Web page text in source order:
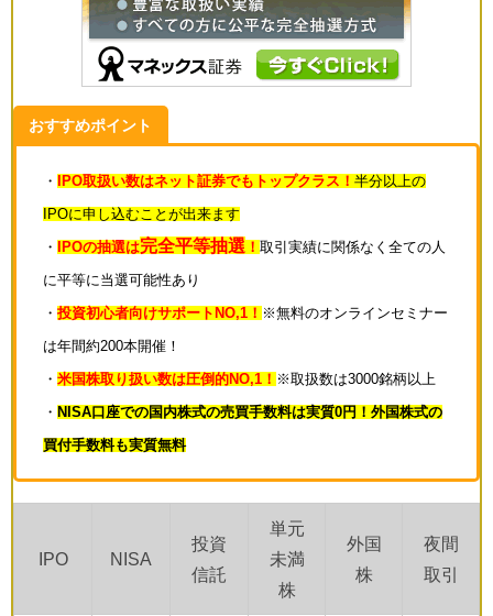
おすすめポイント
・ IPO取扱い数はネット証券でもトップクラス！ 半分以上の
IPOに申し込むことが出来ます
・ IPOの抽選は完全平等抽選 ！ 取引実績に関係なく全ての人
に平等に当選可能性あり
・ 投資初心者向けサポートNO,1！ ※無料のオンラインセミナー
は年間約200本開催！
・ 米国株取り扱い数は圧倒的NO,1！ ※取扱数は3000銘柄以上
・ NISA口座での国内株式の売買手数料は実質0円！外国株式の
買付手数料も実質無料
IPO NISA
投資
信託
単元
未満
株
外国
株
夜間
取引